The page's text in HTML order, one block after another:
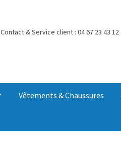
Contact & Service client : 04 67 23 43 12
Vêtements & Chaussures